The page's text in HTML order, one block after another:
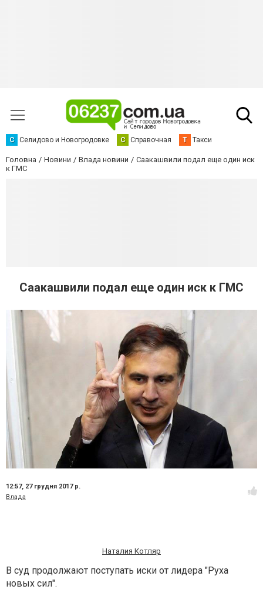
С Селидово и Новогродовке С Справочная Т Такси
Головна Новини Влада новини
Саакашвили подал еще один иск
к ГМС
Саакашвили подал еще один иск к ГМС
12:57, 27 грудня 2017 р.
Влада
Наталия Котляр
В суд продолжают поступать иски от лидера "Руха
новых сил".